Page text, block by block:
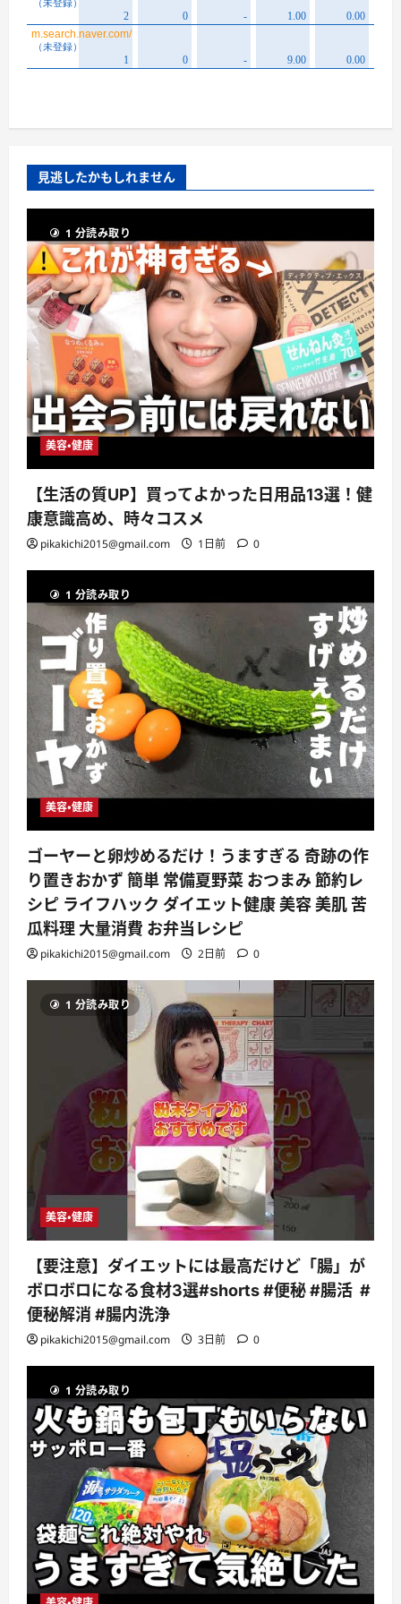
見逃したかもしれません
1 分読み取り
美容・健康
【生活の質UP】買ってよかった日用品13選！健
康意識高め、時々コスメ
pikakichi2015@gmail.com 1日前 0
1 分読み取り
美容・健康
ゴーヤーと卵炒めるだけ！うますぎる 奇跡の作
り置きおかず 簡単 常備夏野菜 おつまみ 節約レ
シピ ライフハック ダイエット健康 美容 美肌 苦
瓜料理 大量消費 お弁当レシピ
pikakichi2015@gmail.com 2日前 0
1 分読み取り
美容・健康
【要注意】ダイエットには最高だけど「腸」が
ボロボロになる食材3選#shorts #便秘 #腸活 #
便秘解消 #腸内洗浄
pikakichi2015@gmail.com 3日前 0
1 分読み取り